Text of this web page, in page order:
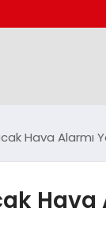
Hava Alarmı
Hava